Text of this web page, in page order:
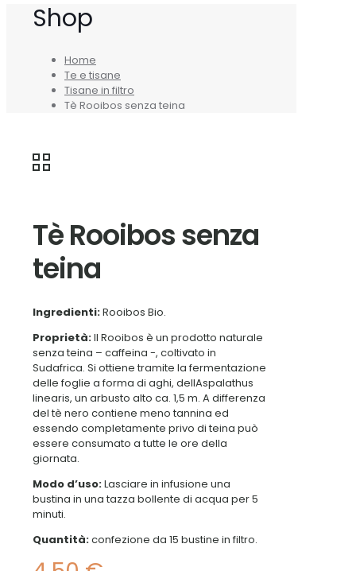
Shop
Home
Te e tisane
Tisane in filtro
Tè Rooibos senza teina
Tè Rooibos senza
teina
Ingredienti:Rooibos Bio.
Proprietà:Il Rooibos è un prodotto naturale
senza teina – caffeina -, coltivato in
Sudafrica. Si ottiene tramite la fermentazione
delle foglie a forma di aghi, dellAspalathus
linearis, un arbusto alto ca. 1,5 m. A differenza
del tè nero contiene meno tannina ed
essendo completamente privo di teina può
essere consumato a tutte le ore della
giornata.
Modo d’uso:Lasciare in infusione una
bustina in una tazza bollente di acqua per 5
minuti.
Quantità:confezione da 15 bustine in filtro.